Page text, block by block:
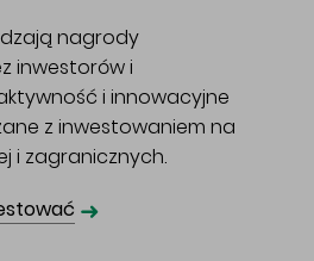
nagrody
inwestorów i
i innowacyjne
z inwestowaniem na
i zagranicznych.
➜